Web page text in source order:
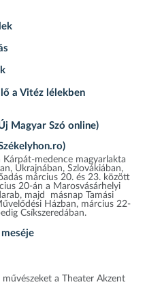
a Vitéz lélekben
Magyar Szó online)
medence magyarlakta
Ukrajnában, Szlovákiában,
március 20. és 23. között
20-án a Marosvásárhelyi
majd másnap Tamási
Házban, március 22-
Csíkszeredában.
a Theater Akzent